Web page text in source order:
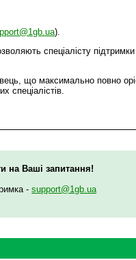
).
спеціалісту
що максимально повно
спеціалістів.
на Ваші запитання!
-support@1gb.ua